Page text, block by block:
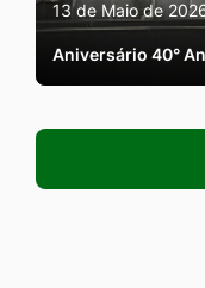
13 de Maio de
Aniversário 40°